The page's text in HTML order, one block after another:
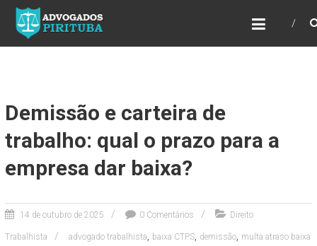
ADVOGADOS PIRITUBA
Precisando de advogado? Entre em contato!
Fazemos toda a assessoria que você
Demissão e carteira de
trabalho: qual o prazo para a
empresa dar baixa?
14 de outubro de 2025 0 Comentários Direito
Trabalhista advogado trabalhista, baixa CTPS, demissão, multa atraso baixa